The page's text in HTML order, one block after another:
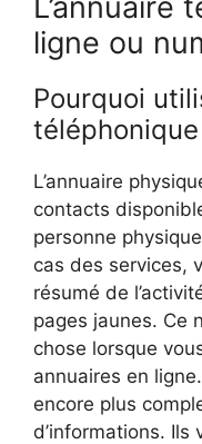
ligne ou
Pourquoi
L’annuaire
contacts
personne
cas des services,
résumé de
pages jaunes. Ce
chose lorsque
annuaires en
encore plus
d’informations. Ils